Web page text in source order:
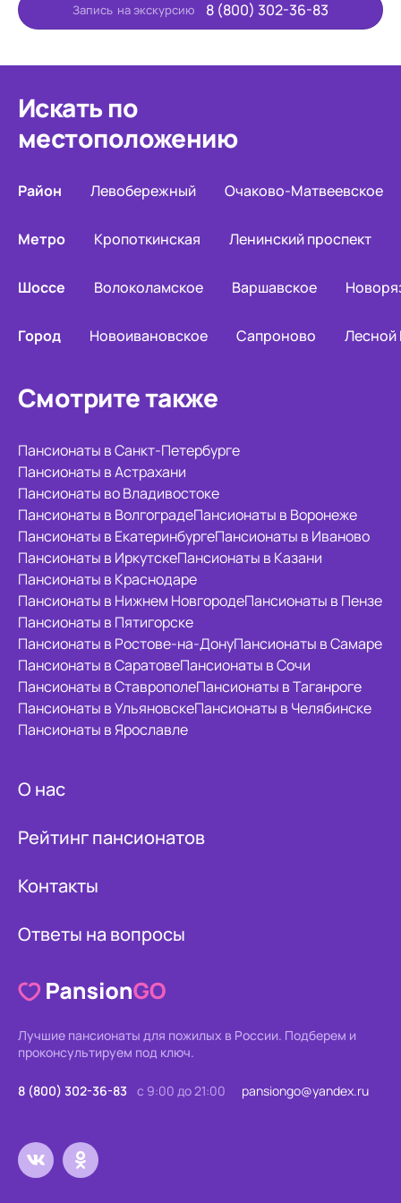
Запись на экскурсию 8 (800) 302-36-83
Искать по
местоположению
Район Левобережный Очаково-Матвеевское
Метро Кропоткинская Ленинский проспект
Шоссе Волоколамское Варшавское
Город Новоивановское Сапроново Лесной
Смотрите также
Пансионаты в Санкт-Петербурге
Пансионаты в Астрахани
Пансионаты во Владивостоке
Пансионаты в ВолгоградеПансионаты в Воронеже
Пансионаты в ЕкатеринбургеПансионаты в Иваново
Пансионаты в ИркутскеПансионаты в Казани
Пансионаты в Краснодаре
Пансионаты в Нижнем НовгородеПансионаты в Пензе
Пансионаты в Пятигорске
Пансионаты в Ростове-на-ДонуПансионаты в Самаре
Пансионаты в СаратовеПансионаты в Сочи
Пансионаты в СтаврополеПансионаты в Таганроге
Пансионаты в УльяновскеПансионаты в Челябинске
Пансионаты в Ярославле
О нас
Рейтинг пансионатов
Контакты
Ответы на вопросы
Лучшие пансионаты для пожилых в России. Подберем и
проконсультируем под ключ.
8 (800) 302-36-83 с 9:00 до 21:00 pansiongo@yandex.ru